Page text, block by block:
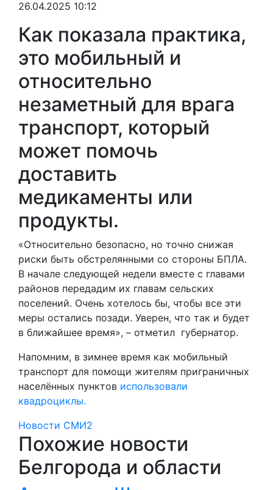
26.04.2025 10:12
Как показала практика,
это мобильный и
относительно
незаметный для врага
транспорт, который
может помочь
доставить
медикаменты или
продукты.
«Относительно безопасно, но точно снижая
риски быть обстрелянными со стороны БПЛА.
В начале следующей недели вместе с главами
районов передадим их главам сельских
поселений. Очень хотелось бы, чтобы все эти
меры остались позади. Уверен, что так и будет
в ближайшее время», – отметил губернатор.
Напомним, в зимнее время как мобильный
транспорт для помощи жителям приграничных
населённых пунктов использовали
квадроциклы.
Новости СМИ2
Похожие новости
Белгорода и области